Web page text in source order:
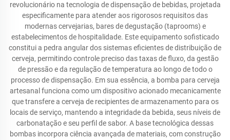
revolucionário na tecnologia de dispensação de bebidas, projetada
especificamente para atender aos rigorosos requisitos das
modernas cervejarias, bares de degustação (taprooms) e
estabelecimentos de hospitalidade. Este equipamento sofisticado
constitui a pedra angular dos sistemas eficientes de distribuição de
cerveja, permitindo controle preciso das taxas de fluxo, da gestão
de pressão e da regulação de temperatura ao longo de todo o
processo de dispensação. Em sua essência, a bomba para cerveja
artesanal funciona como um dispositivo acionado mecanicamente
que transfere a cerveja de recipientes de armazenamento para os
locais de serviço, mantendo a integridade da bebida, seus níveis de
carbonatação e seu perfil de sabor. A base tecnológica dessas
bombas incorpora ciência avançada de materiais, com construção